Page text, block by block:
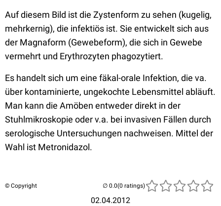
Auf diesem Bild ist die Zystenform zu sehen (kugelig,
mehrkernig), die infektiös ist. Sie entwickelt sich aus
der Magnaform (Gewebeform), die sich in Gewebe
vermehrt und Erythrozyten phagozytiert.
Es handelt sich um eine fäkal-orale Infektion, die va.
über kontaminierte, ungekochte Lebensmittel abläuft.
Man kann die Amöben entweder direkt in der
Stuhlmikroskopie oder v.a. bei invasiven Fällen durch
serologische Untersuchungen nachweisen. Mittel der
Wahl ist Metronidazol.
© Copyright
02.04.2012
(0 ratings)